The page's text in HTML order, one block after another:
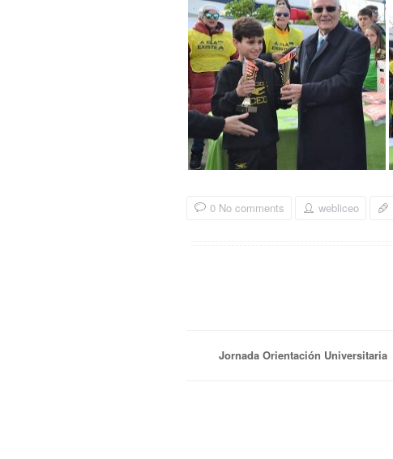
0 No comments webliceo
Jornada Orientación Universitaria